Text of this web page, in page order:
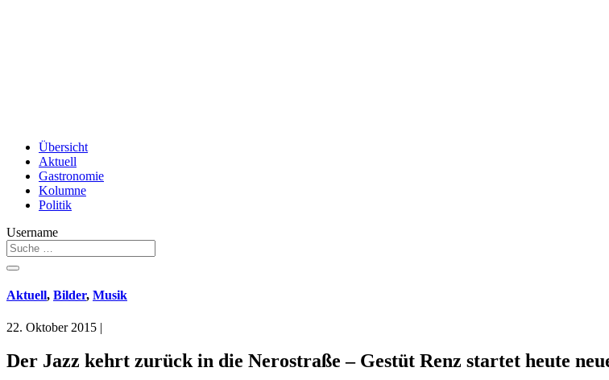
Übersicht
Aktuell
Gastronomie
Kolumne
Politik
Username
Aktuell, Bilder, Musik
22. Oktober 2015 |
Der Jazz kehrt zurück in die Nerostraße – Gestüt Renz startet heute